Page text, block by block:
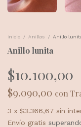
Inicio / Anillos / Anillo
Anillo lunita
$10.100,00
$9.090,00 con
3 x $3.366,67 sin
Envío gratis